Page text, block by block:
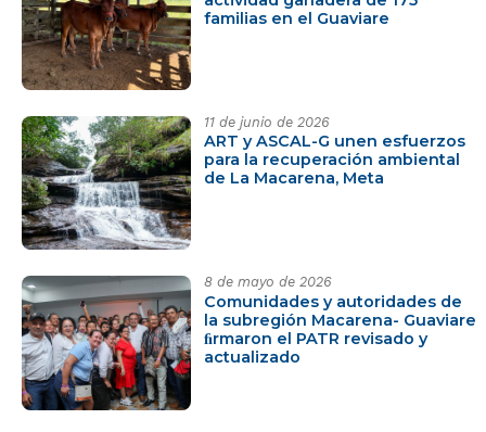
familias en el Guaviare
11 de junio de 2026
ART y ASCAL-G unen esfuerzos
para la recuperación ambiental
de La Macarena, Meta
8 de mayo de 2026
Comunidades y autoridades de
la subregión Macarena- Guaviare
ﬁrmaron el PATR revisado y
actualizado